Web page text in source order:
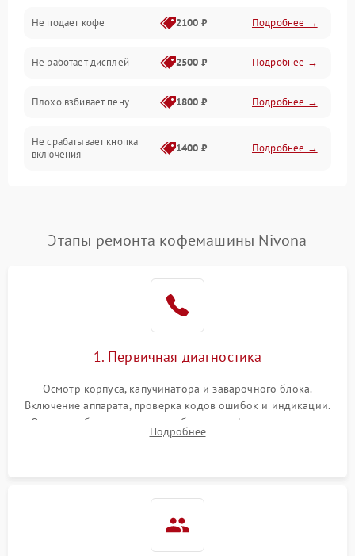
Проблемы с капучинатором и паром
Управление и электроника
Программное обеспечение
Не подает кофе 2100 ₽ Подробнее →
Не работает дисплей 2500 ₽ Подробнее →
Плохо взбивает пену 1800 ₽ Подробнее →
Не срабатывает кнопка
включения
1400 ₽ Подробнее →
Постоянные сбои в работе 1500 ₽ Подробнее →
Этапы ремонта кофемашины Nivona
1. Первичная диагностика
Осмотр корпуса, капучинатора и заварочного блока.
Включение аппарата, проверка кодов ошибок и индикации.
Оценка работы помпы, термоблока и кофемолки на слух.
Измерение температуры и давления воды для выявления
Подробнее